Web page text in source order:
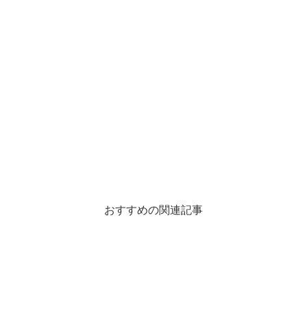
おすすめの関連記事